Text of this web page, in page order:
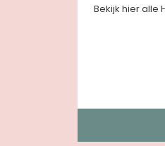
Bekijk hier alle